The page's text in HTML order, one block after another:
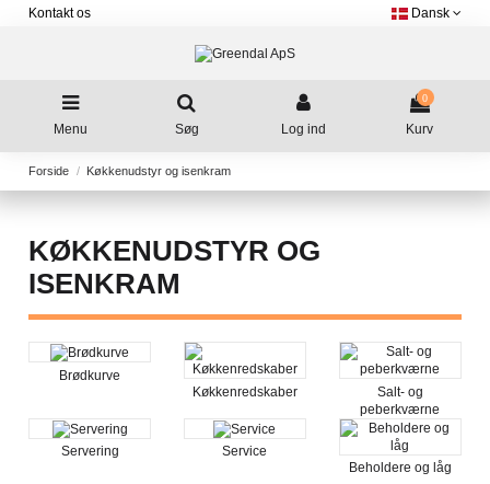
Kontakt os Dansk
Menu Søg Log ind
0
Kurv
Forside Køkkenudstyr og isenkram
KØKKENUDSTYR OG
ISENKRAM
Brødkurve
Køkkenredskaber
Salt- og
peberkværne
Servering
Service
Beholdere og låg